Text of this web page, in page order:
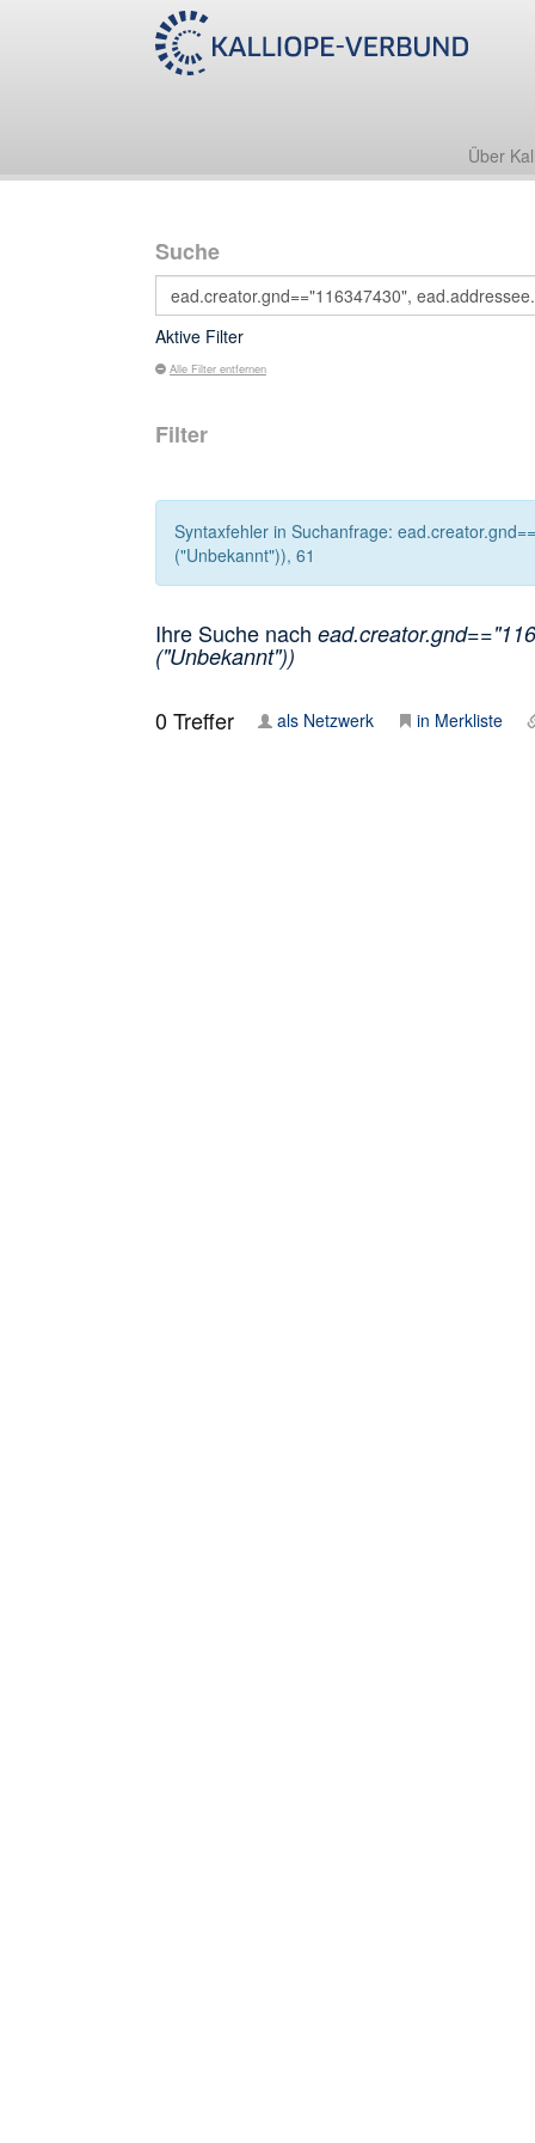
Über
Suche
Aktive Filter
Alle Filter entfernen
Filter
Syntaxfehler in Suchanfrage:
("Unbekannt")), 61
Ihre Suche nach
("Unbekannt"))
0Treffer als Netzwerk in Merkliste